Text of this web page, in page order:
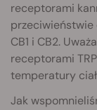
receptorami
przeciwieństwie
CB1 i CB2.
receptorami
temperatury
Jak